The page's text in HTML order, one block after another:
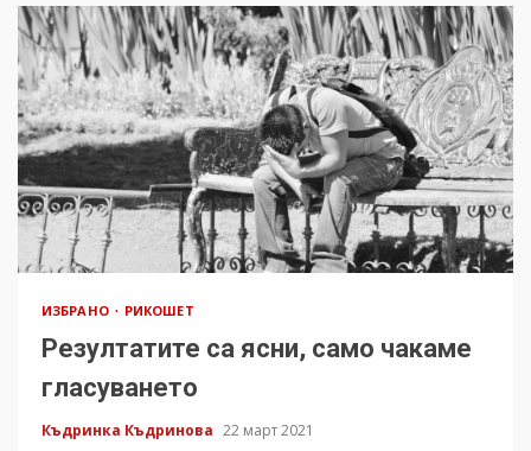
ИЗБРАНО РИКОШЕТ
Резултатите са ясни, само чакаме
гласуването
Къдринка Къдринова 22 март 2021